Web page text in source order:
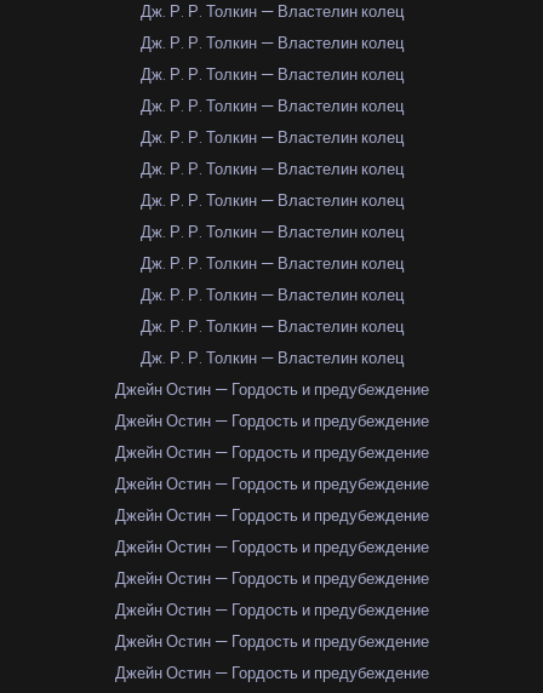
Дж. Р. Р. Толкин — Властелин колец
Дж. Р. Р. Толкин — Властелин колец
Дж. Р. Р. Толкин — Властелин колец
Дж. Р. Р. Толкин — Властелин колец
Дж. Р. Р. Толкин — Властелин колец
Дж. Р. Р. Толкин — Властелин колец
Дж. Р. Р. Толкин — Властелин колец
Дж. Р. Р. Толкин — Властелин колец
Дж. Р. Р. Толкин — Властелин колец
Дж. Р. Р. Толкин — Властелин колец
Дж. Р. Р. Толкин — Властелин колец
Дж. Р. Р. Толкин — Властелин колец
Джейн Остин — Гордость и предубеждение
Джейн Остин — Гордость и предубеждение
Джейн Остин — Гордость и предубеждение
Джейн Остин — Гордость и предубеждение
Джейн Остин — Гордость и предубеждение
Джейн Остин — Гордость и предубеждение
Джейн Остин — Гордость и предубеждение
Джейн Остин — Гордость и предубеждение
Джейн Остин — Гордость и предубеждение
Джейн Остин — Гордость и предубеждение